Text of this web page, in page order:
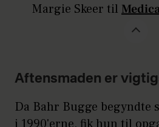
Margie Skeer til
Aftensmaden er
Da Bahr Bugge begyndte